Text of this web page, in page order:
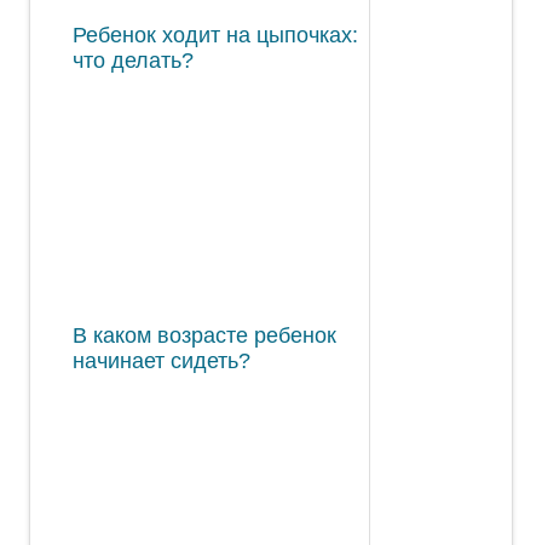
Ребенок ходит на цыпочках:
что делать?
В каком возрасте ребенок
начинает сидеть?